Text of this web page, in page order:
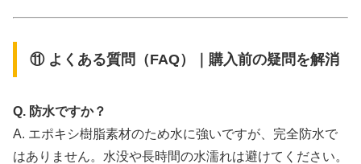
⑪ よくある質問（FAQ）｜購入前の疑問を解消
Q. 防水ですか？
A. エポキシ樹脂素材のため水に強いですが、完全防水で
はありません。水没や長時間の水濡れは避けてください。